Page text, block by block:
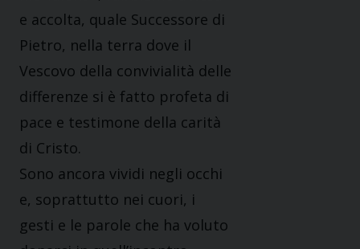
e accolta, quale Successore di
Pietro, nella terra dove il
Vescovo della convivialità delle
differenze si è fatto profeta di
pace e testimone della carità
di Cristo.
Sono ancora vividi negli occhi
e, soprattutto nei cuori, i
gesti e le parole che ha voluto